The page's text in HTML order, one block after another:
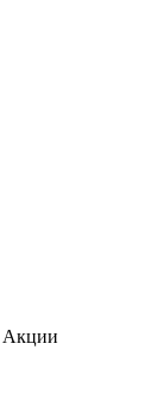
Акции